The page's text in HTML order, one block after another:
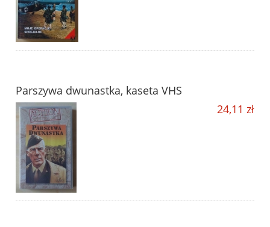
Parszywa dwunastka, kaseta VHS
24,11 zł